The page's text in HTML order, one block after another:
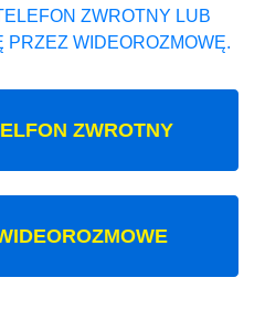
ZWROTNY LUB
PRZEZ WIDEOROZMOWĘ.
ZWROTNY